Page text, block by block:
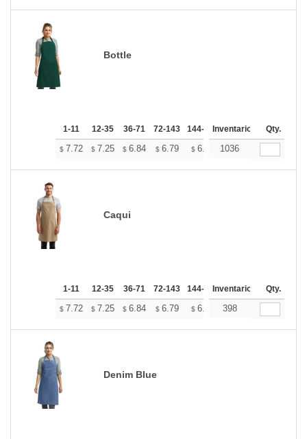
Bottle
1-11 12-35 36-71 72-143 144-287 288 + Más
Inventario Qty.
$ 7.72 $ 7.25 $ 6.84 $ 6.79 $ 6.67 $6.61
1036
Caqui
1-11 12-35 36-71 72-143 144-287 288 + Más
Inventario Qty.
$ 7.72 $ 7.25 $ 6.84 $ 6.79 $ 6.67 $6.61
398
Denim Blue